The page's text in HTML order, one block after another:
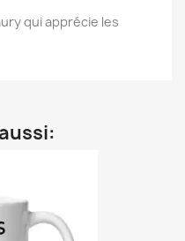
qui apprécie les